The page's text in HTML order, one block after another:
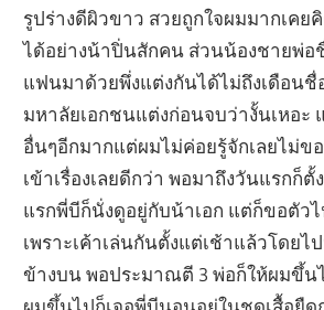
รูปร่างดีผิวขาว สวยถูกใจผมมากเคย
ได้อย่างน้าปิ่นสักคน ส่วนน้องชายพ่อ
แฟนมาด้วยพึ่งแต่งกันได้ไม่ถึงเดือนชื่
มหาลัยเอกชนแต่งก่อนจบว่างั้นเหอะ
อื่นๆอีกมากแต่ผมไม่ค่อยรู้จักเลยไม่ข
เข้าเรื่องเลยดีกว่า พอมาถึงวันแรกก็ตั้
แรกพี่บีก็นั่งดูอยู่กับน้าเอก แต่ก็ขอตัว
เพราะเค้าเล่นกันตั้งแต่เช้าแล้วโดย
ข้างบน พอประมาณตี 3 พ่อก็ให้ผมขึ้น